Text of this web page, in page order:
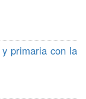
primaria con la